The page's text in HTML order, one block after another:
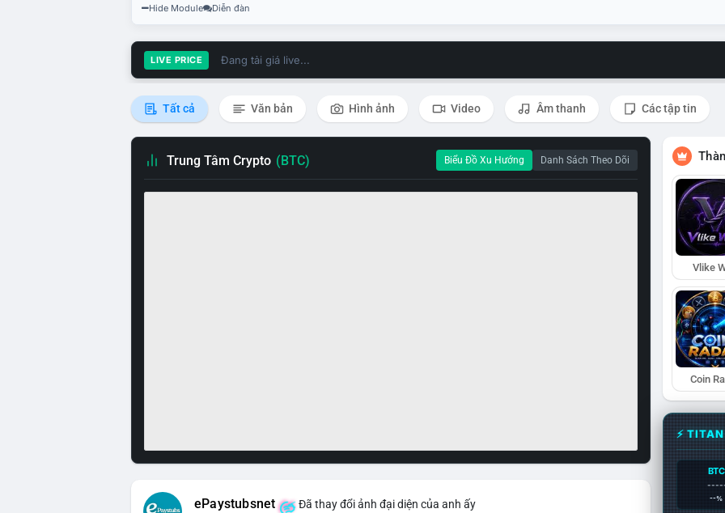
Hide Module Diễn đàn
LIVE PRICE Đang tải giá live...
Tất cả Văn bản Hình ảnh Video Âm thanh Các tập tin
Trung Tâm Crypto (BTC) Biểu Đồ Xu Hướng Danh Sách Theo Dõi
ePaystubsnet Đã thay đổi ảnh đại diện của anh ấy
Vlike
Coin
⚡
BTC
--%